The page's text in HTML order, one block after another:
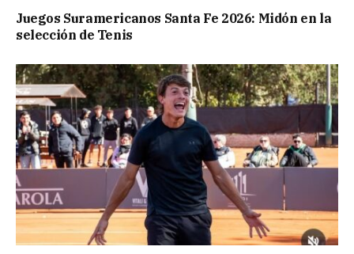
Juegos Suramericanos Santa Fe 2026: Midón en la
selección de Tenis